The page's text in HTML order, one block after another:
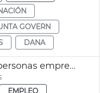
GOVERN
DANA
Ayudas directas para personas emprenedoras
EMPLEO